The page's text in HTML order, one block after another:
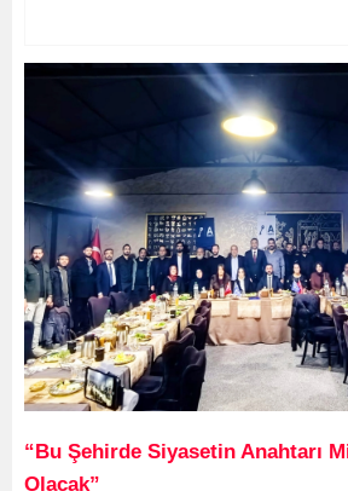
“Bu Şehirde Siyasetin Anahtarı
Olacak”